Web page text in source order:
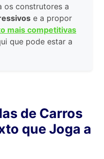
os construtores a
e a propor
mais competitivas
que pode estar a
de Carros
que Joga a